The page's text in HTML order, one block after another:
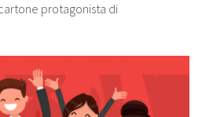
protagonista di